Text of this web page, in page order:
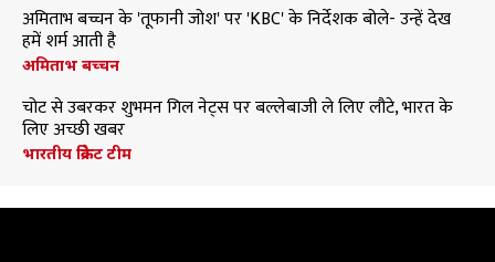
अमिताभ बच्चन के 'तूफानी जोश' पर 'KBC' के निर्देशक बोले- उन्हें देख
हमें शर्म आती है
अमिताभ बच्चन
चोट से उबरकर शुभमन गिल नेट्स पर बल्लेबाजी ले लिए लौटे, भारत के
लिए अच्छी खबर
भारतीय क्रिकेट टीम